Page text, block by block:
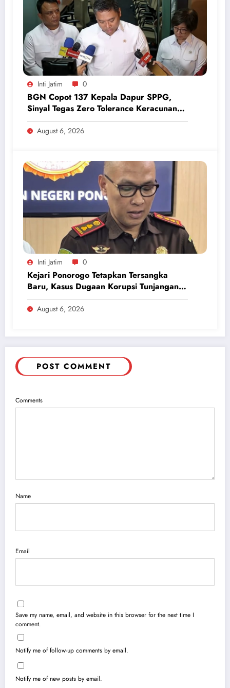
Inti Jatim 0
BGN Copot 137 Kepala Dapur SPPG,
Sinyal Tegas Zero Tolerance Keracunan
Makanan dan Korupsi
August 6, 2026
Inti Jatim 0
Kejari Ponorogo Tetapkan Tersangka
Baru, Kasus Dugaan Korupsi Tunjangan
Perumahan DPRD 2023-2026
August 6, 2026
POST COMMENT
Comments
Name
Email
Save my name, email, and website in this browser for the next time I
comment.
Notify me of follow-up comments by email.
Notify me of new posts by email.